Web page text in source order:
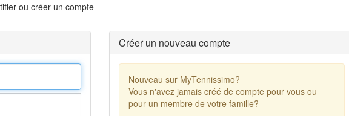
ou créer un compte
Créer un nouveau compte
Nouveau sur MyTennissimo?
Vous n'avez jamais créé de compte pour vous ou
pour un membre de votre famille?